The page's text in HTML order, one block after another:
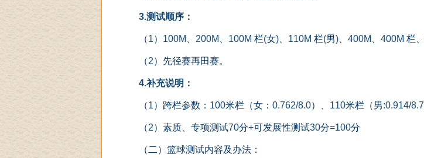
3.测试顺序：
（1） 100M 200M 100M 栏(女)、 110M 栏(男)、 400M 400M 栏、
（2）先径赛再田赛。
4.补充说明：
（1）跨栏参数： 100米栏（女： 0.762/8.0）、 110米栏（男:0.914/8.7
（2）素质、专项测试70分+可发展性测试30分=100分
（二）篮球测试内容及办法：